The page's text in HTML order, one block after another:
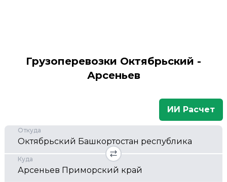
Грузоперевозки Октябрьский -
Арсеньев
ИИ Расчет
Откуда
Куда